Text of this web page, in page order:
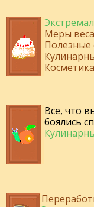
Меры веса
Полезные
Косметика
Все, что
боялись